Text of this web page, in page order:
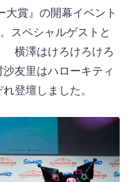
大賞』の開幕イベント
スペシャルゲストと
横澤はけろけろけろ
友里はハローキティ
登壇しました。